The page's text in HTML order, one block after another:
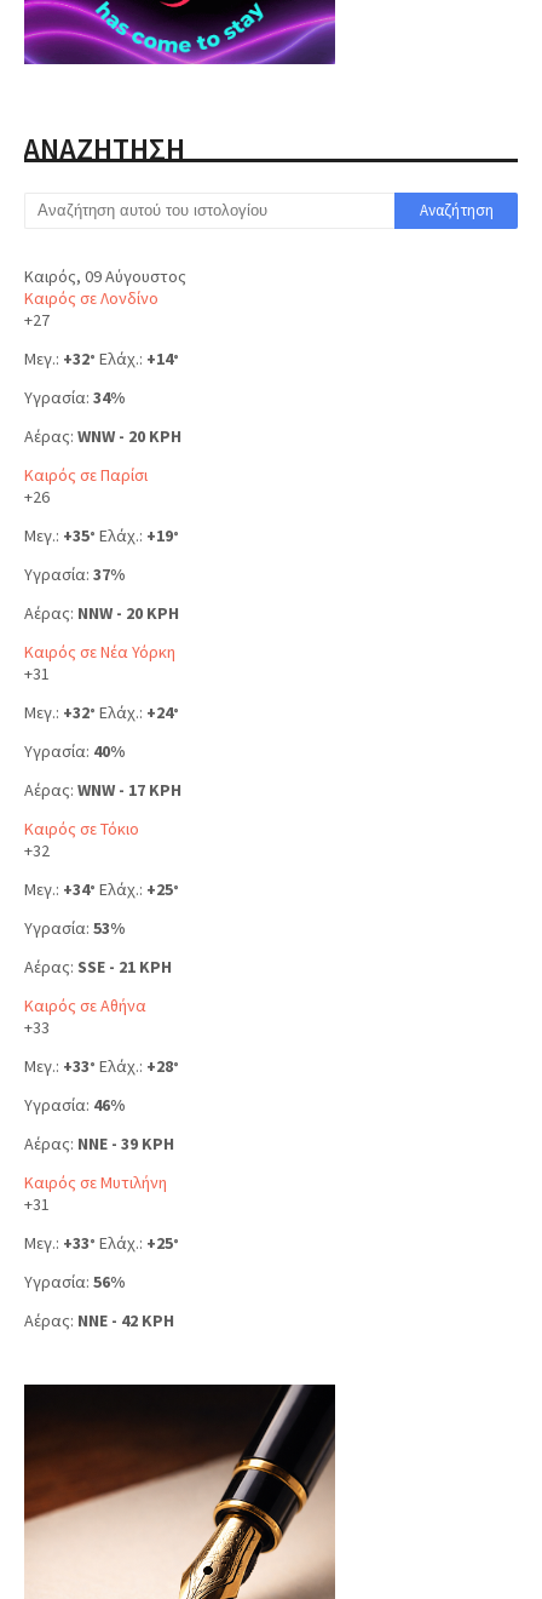
ΑΝΑΖΗΤΗΣΗ
Καιρός, 09 Αύγουστος
Καιρός σε Λονδίνο
+27
Μεγ.: +32° Ελάχ.: +14°
Υγρασία: 34%
Αέρας: WNW - 20 KPH
Καιρός σε Παρίσι
+26
Μεγ.: +35° Ελάχ.: +19°
Υγρασία: 37%
Αέρας: NNW - 20 KPH
Καιρός σε Νέα Υόρκη
+31
Μεγ.: +32° Ελάχ.: +24°
Υγρασία: 40%
Αέρας: WNW - 17 KPH
Καιρός σε Τόκιο
+32
Μεγ.: +34° Ελάχ.: +25°
Υγρασία: 53%
Αέρας: SSE - 21 KPH
Καιρός σε Αθήνα
+33
Μεγ.: +33° Ελάχ.: +28°
Υγρασία: 46%
Αέρας: NNE - 39 KPH
Καιρός σε Μυτιλήνη
+31
Μεγ.: +33° Ελάχ.: +25°
Υγρασία: 56%
Αέρας: NNE - 42 KPH